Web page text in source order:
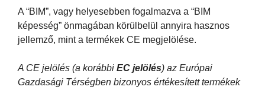
A “BIM”, vagy helyesebben fogalmazva a “BIM
képesség” önmagában körülbelül annyira hasznos
jellemző, mint a termékek CE megjelölése.
A CE jelölés (a korábbi EC jelölés) az Európai
Gazdasági Térségben bizonyos értékesített termékek